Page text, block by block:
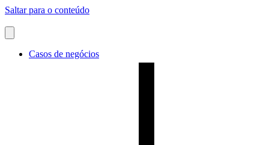
Saltar para o conteúdo
Casos de negócios